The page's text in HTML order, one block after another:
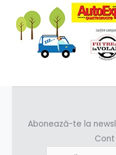
Abonează-te la